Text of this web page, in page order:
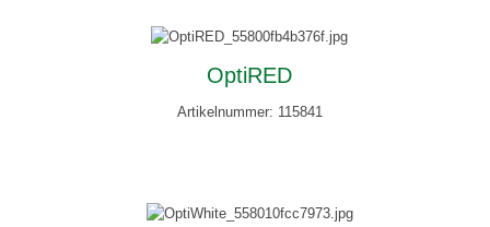
OptiRED
Artikelnummer: 115841